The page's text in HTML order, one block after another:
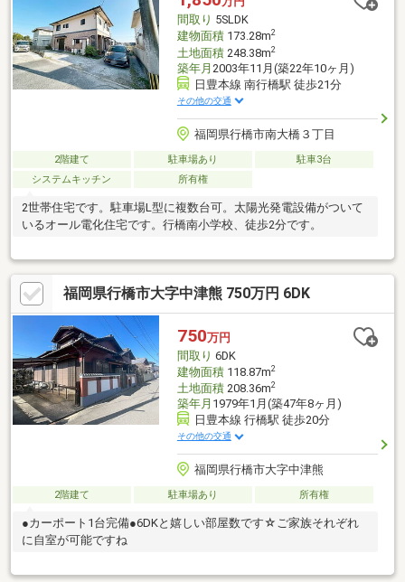
間取り 5SLDK
建物面積173.28m2
土地面積248.38m2
築年月 2003年11月(築22年10ヶ月)
日豊本線 南行橋駅 徒歩21分
その他の交通
福岡県行橋市南大橋３丁目
2階建て 駐車場あり
駐車3台
システムキッチン
所有権
2世帯住宅です。駐車場L型に複数台可。太陽光発電設備がついて
いるオール電化住宅です。行橋南小学校、徒歩2分です。
福岡県行橋市大字中津熊 750万円 6DK
750万円
間取り 6DK
建物面積118.87m2
土地面積208.36m2
築年月 1979年1月(築47年8ヶ月)
日豊本線 行橋駅 徒歩20分
その他の交通
福岡県行橋市大字中津熊
2階建て 駐車場あり 所有権
●カーポート1台完備●6DKと嬉しい部屋数です☆ご家族それぞれ
に自室が可能ですね